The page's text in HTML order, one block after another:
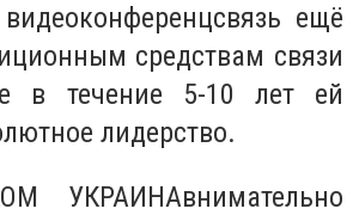
ещё
средствам связи
в течение 5-10 лет ей
лидерство.
УКРАИНАвнимательно